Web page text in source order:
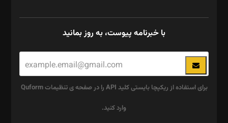
با خبرنامه پیوست، به روز بمانید
برای استفاده از ریکپچا بایستی کلید API را در صفحه ی تنظیمات Quform
وارد کنید.